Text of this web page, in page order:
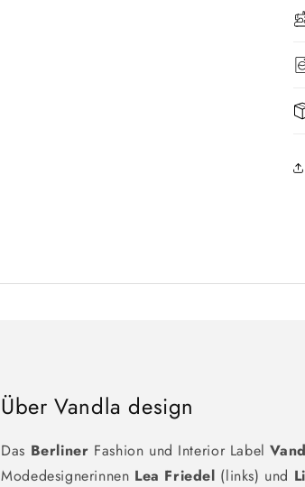
Über Vandla design
Das Berliner Fashion und Interior Label
Modedesignerinnen Lea Friedel (links) und